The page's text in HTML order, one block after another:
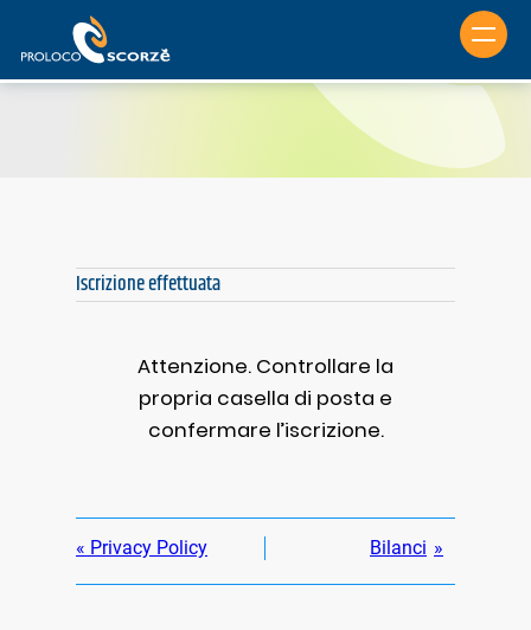
contenuto
Iscrizione effettuata
Attenzione. Controllare la
propria casella di posta e
confermare l’iscrizione.
« Privacy Policy »
Bilanci